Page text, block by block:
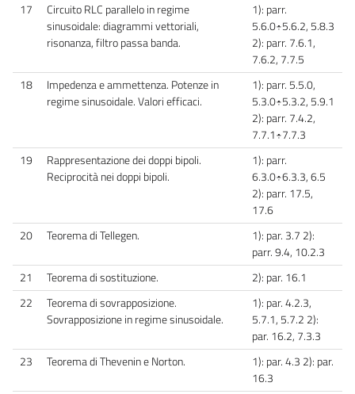
17
Circuito RLC parallelo in regime
sinusoidale: diagrammi vettoriali,
risonanza, filtro passa banda.
1): parr.
5.6.0÷5.6.2, 5.8.3
2): parr. 7.6.1,
7.6.2, 7.7.5
18
Impedenza e ammettenza. Potenze in
regime sinusoidale. Valori efficaci.
1): parr. 5.5.0,
5.3.0÷5.3.2, 5.9.1
2): parr. 7.4.2,
7.7.1÷7.7.3
19
Rappresentazione dei doppi bipoli.
Reciprocità nei doppi bipoli.
1): parr.
6.3.0÷6.3.3, 6.5
2): parr. 17.5,
17.6
20
Teorema di Tellegen.
1): par. 3.7 2):
parr. 9.4, 10.2.3
21
Teorema di sostituzione.
2): par. 16.1
22
Teorema di sovrapposizione.
Sovrapposizione in regime sinusoidale.
1): par. 4.2.3,
5.7.1, 5.7.2 2):
par. 16.2, 7.3.3
23
Teorema di Thevenin e Norton.
1): par. 4.3 2): par.
16.3